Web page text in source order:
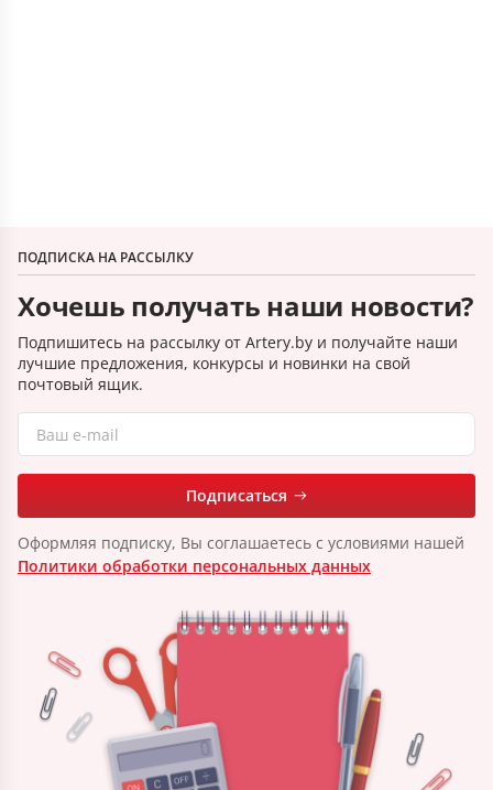
ПОДПИСКА НА РАССЫЛКУ
Хочешь получать наши новости?
Подпишитесь на рассылку от Artery.by и получайте наши
лучшие предложения, конкурсы и новинки на свой
почтовый ящик.
Подписаться
Оформляя подписку, Вы соглашаетесь с условиями нашей
Политики обработки персональных данных